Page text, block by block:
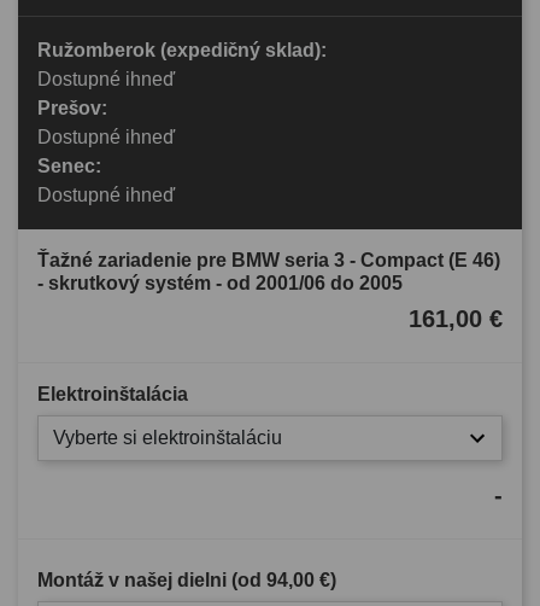
Ružomberok (expedičný sklad):
Dostupné ihneď
Prešov:
Dostupné ihneď
Senec:
Dostupné ihneď
Ťažné zariadenie pre BMW seria 3 - Compact (E 46)
- skrutkový systém - od 2001/06 do 2005
161,00 €
Elektroinštalácia
Vyberte si elektroinštaláciu
-
Montáž v našej dielni (od 94,00 €)